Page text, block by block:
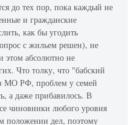
до тех пор, пока каждый не
и гражданские
как бы угодить
с жильем решен), не
этом абсолютно не
Что толку, что "бабский
МО РФ, проблем у семей
а даже прибавилось. В
чиновники любого уровня
положении дел, поэтому